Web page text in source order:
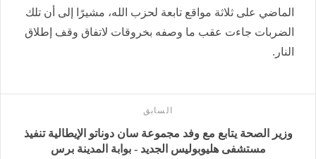
الماضي على ثلاثة مواقع تابعة لحزب الله، مشيرًا إلى أن تلك
الضربات جاءت عقب ما وصفه بخروقات لاتفاق وقف إطلاق
النار.
السابق
وزير الصحة يتابع مع وفد مجموعة سان دوناتو الإيطالية تنفيذ
مستشفى هليوبوليس الجديد - بوابة المدينة برس